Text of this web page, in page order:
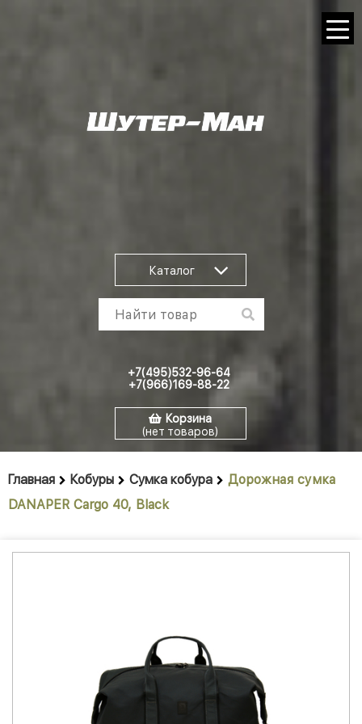
Каталог
+7(495)532-96-64
+7(966)169-88-22
Корзина
(нет товаров)
Главная Кобуры Сумка кобура
Дорожная сумка
DANAPER Cargo 40, Black